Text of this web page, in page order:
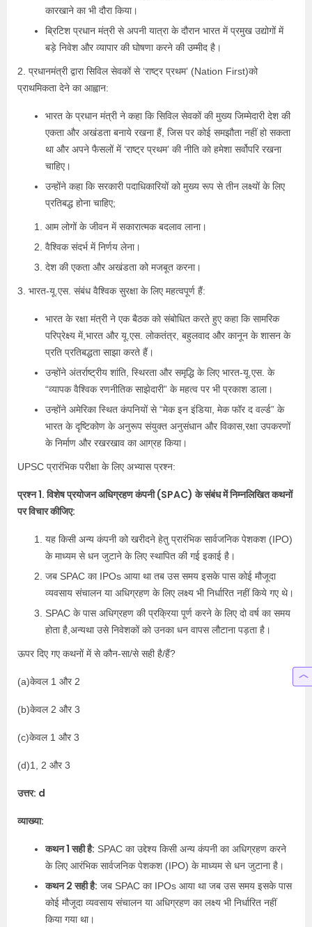
कारखाने का भी दौरा किया।
ब्रिटिश प्रधान मंत्री से अपनी यात्रा के दौरान भारत में प्रमुख उद्योगों में
बड़े निवेश और व्यापार की घोषणा करने की उम्मीद है।
2. प्रधानमंत्री द्वारा सिविल सेवकों से ‘राष्ट्र प्रथम’ (Nation First)को
प्राथमिकता देने का आह्वान:
भारत के प्रधान मंत्री ने कहा कि सिविल सेवकों की मुख्य जिम्मेदारी देश की
एकता और अखंडता बनाये रखना हैं, जिस पर कोई समझौता नहीं हो सकता
था और अपने फैसलों में ‘राष्ट्र प्रथम’ की नीति को हमेशा सर्वोपरि रखना
चाहिए।
उन्होंने कहा कि सरकारी पदाधिकारियों को मुख्य रूप से तीन लक्ष्यों के लिए
प्रतिबद्ध होना चाहिए;
आम लोगों के जीवन में सकारात्मक बदलाव लाना।
वैश्विक संदर्भ में निर्णय लेना।
देश की एकता और अखंडता को मजबूत करना।
3. भारत-यू.एस. संबंध वैश्विक सुरक्षा के लिए महत्वपूर्ण हैं:
भारत के रक्षा मंत्री ने एक बैठक को संबोधित करते हुए कहा कि सामरिक
परिप्रेक्ष्य में,भारत और यू.एस. लोकतंत्र, बहुलवाद और कानून के शासन के
प्रति प्रतिबद्धता साझा करते हैं।
उन्होंने अंतर्राष्ट्रीय शांति, स्थिरता और समृद्धि के लिए भारत-यू.एस. के
“व्यापक वैश्विक रणनीतिक साझेदारी” के महत्व पर भी प्रकाश डाला।
उन्होंने अमेरिका स्थित कंपनियों से “मेक इन इंडिया, मेक फॉर द वर्ल्ड” के
भारत के दृष्टिकोण के अनुरूप संयुक्त अनुसंधान और विकास,रक्षा उपकरणों
के निर्माण और रखरखाव का आग्रह किया।
UPSC प्रारंभिक परीक्षा के लिए अभ्यास प्रश्न:
प्रश्न 1. विशेष प्रयोजन अधिग्रहण कंपनी (SPAC) के संबंध में निम्नलिखित कथनों
पर विचार कीजिए:
यह किसी अन्य कंपनी को खरीदने हेतु प्रारंभिक सार्वजनिक पेशकश (IPO)
के माध्यम से धन जुटाने के लिए स्थापित की गई इकाई है।
जब SPAC का IPOs आया था तब उस समय इसके पास कोई मौजूदा
व्यवसाय संचालन या अधिग्रहण के लिए लक्ष्य भी निर्धारित नहीं किये गए थे।
SPAC के पास अधिग्रहण की प्रक्रिया पूर्ण करने के लिए दो वर्ष का समय
होता है,अन्यथा उसे निवेशकों को उनका धन वापस लौटाना पड़ता है।
ऊपर दिए गए कथनों में से कौन-सा/से सही है/हैं?
(a)केवल 1 और 2
(b)केवल 2 और 3
(c)केवल 1 और 3
(d)1, 2 और 3
उत्तर: d
व्याख्या:
कथन 1 सही है: SPAC का उद्देश्य किसी अन्य कंपनी का अधिग्रहण करने
के लिए आरंभिक सार्वजनिक पेशकश (IPO) के माध्यम से धन जुटाना है।
कथन 2 सही है: जब SPAC का IPOs आया था जब उस समय इसके पास
कोई मौजूदा व्यवसाय संचालन या अधिग्रहण का लक्ष्य भी निर्धारित नहीं
किया गया था।